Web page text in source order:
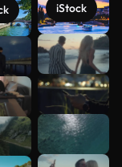
iStock
Scopri di
più